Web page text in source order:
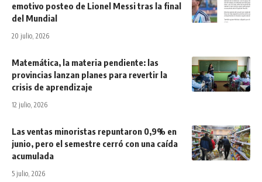
emotivo posteo de Lionel Messi tras la final
del Mundial
20 julio, 2026
Matemática, la materia pendiente: las
provincias lanzan planes para revertir la
crisis de aprendizaje
12 julio, 2026
Las ventas minoristas repuntaron 0,9% en
junio, pero el semestre cerró con una caída
acumulada
5 julio, 2026